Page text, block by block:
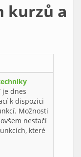
kurzů a
je dnes
k dispozici
Možnosti
nestačí
které